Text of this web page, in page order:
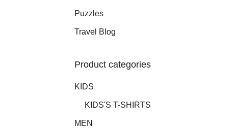
Puzzles
Travel Blog
Product categories
KIDS
KIDS'S T-SHIRTS
MEN